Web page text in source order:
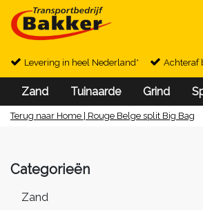
Levering in heel Nederland* Achteraf
Zand Tuinaarde Grind
Terug naar Home Rouge Belge split Big Bag
Categorieën
Zand